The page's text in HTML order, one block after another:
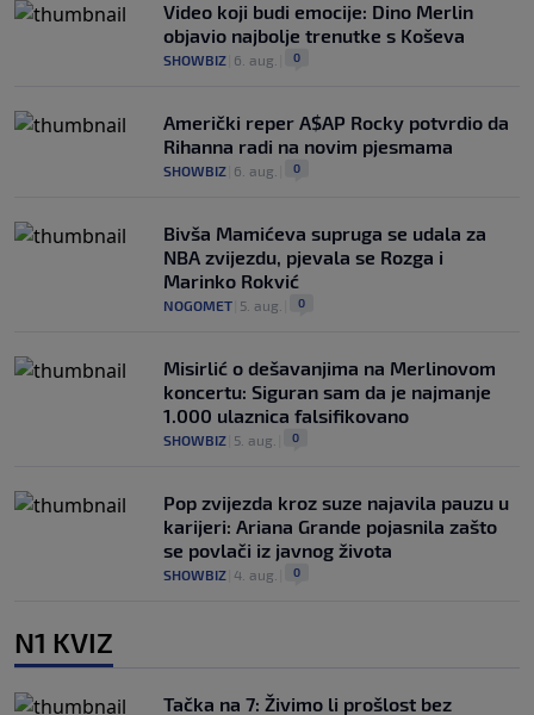
Video koji budi emocije: Dino Merlin
objavio najbolje trenutke s Koševa
SHOWBIZ 6. aug. 0
Američki reper A$AP Rocky potvrdio da
Rihanna radi na novim pjesmama
SHOWBIZ 6. aug. 0
Bivša Mamićeva supruga se udala za
NBA zvijezdu, pjevala se Rozga i
Marinko Rokvić
NOGOMET 5. aug. 0
Misirlić o dešavanjima na Merlinovom
koncertu: Siguran sam da je najmanje
1.000 ulaznica falsifikovano
SHOWBIZ 5. aug. 0
Pop zvijezda kroz suze najavila pauzu u
karijeri: Ariana Grande pojasnila zašto
se povlači iz javnog života
SHOWBIZ 4. aug. 0
N1 KVIZ
Tačka na 7: Živimo li prošlost bez